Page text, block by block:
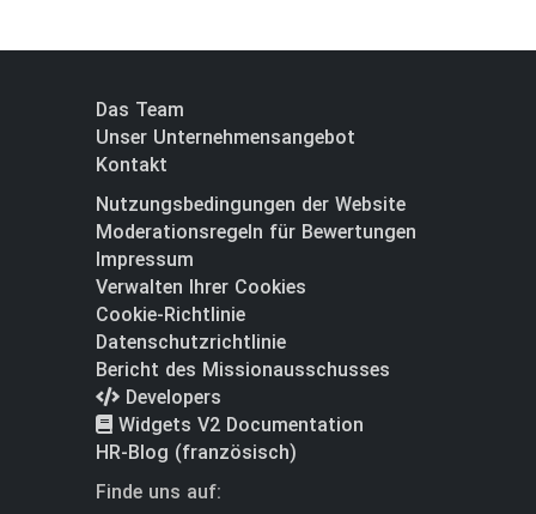
Das Team
Unser Unternehmensangebot
Kontakt
Nutzungsbedingungen der Website
Moderationsregeln für Bewertungen
Impressum
Verwalten Ihrer Cookies
Cookie-Richtlinie
Datenschutzrichtlinie
Bericht des Missionausschusses
Developers
Widgets V2 Documentation
HR-Blog (französisch)
Finde uns auf: